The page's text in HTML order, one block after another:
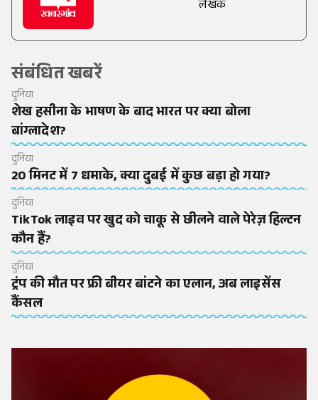
लेखक
संबंधित खबरें
दुनिया
शेख हसीना के भाषण के बाद भारत पर क्या बोला
बांग्लादेश?
दुनिया
20 मिनट में 7 धमाके, क्या दुबई में कुछ बड़ा हो गया?
दुनिया
TikTok लाइव पर खुद को चाकू से छीलने वाले पेरेज़ हिल्टन
कौन हैं?
दुनिया
ट्रंप की मौत पर फ्री बीयर बांटने का एलान, अब लाइसेंस
कैंसल